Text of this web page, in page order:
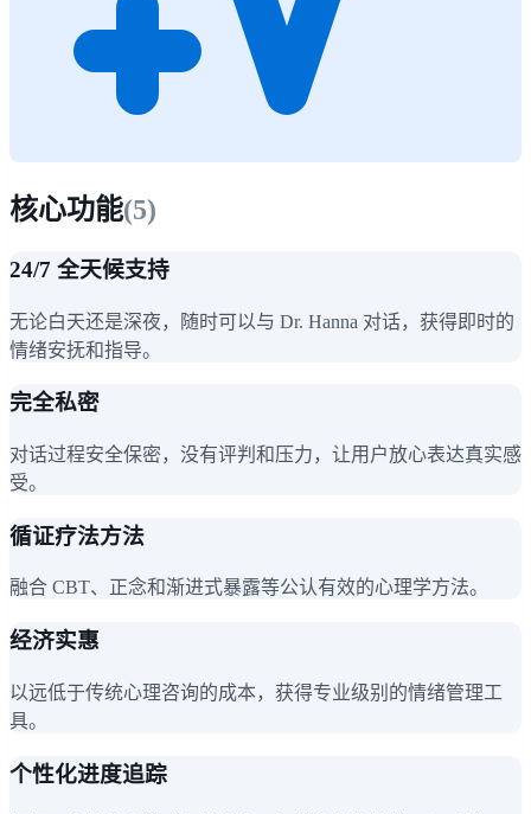
核心功能(5)
24/7 全天候支持
无论白天还是深夜，随时可以与 Dr. Hanna 对话，获得即时的
情绪安抚和指导。
完全私密
对话过程安全保密，没有评判和压力，让用户放心表达真实感
受。
循证疗法方法
融合 CBT、正念和渐进式暴露等公认有效的心理学方法。
经济实惠
以远低于传统心理咨询的成本，获得专业级别的情绪管理工
具。
个性化进度追踪